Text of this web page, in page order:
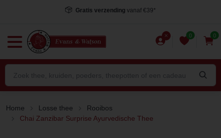
Gratis verzending vanaf €39*
0 0
Home Losse thee
Rooibos
Chai Zanzibar Surprise Ayurvedische Thee